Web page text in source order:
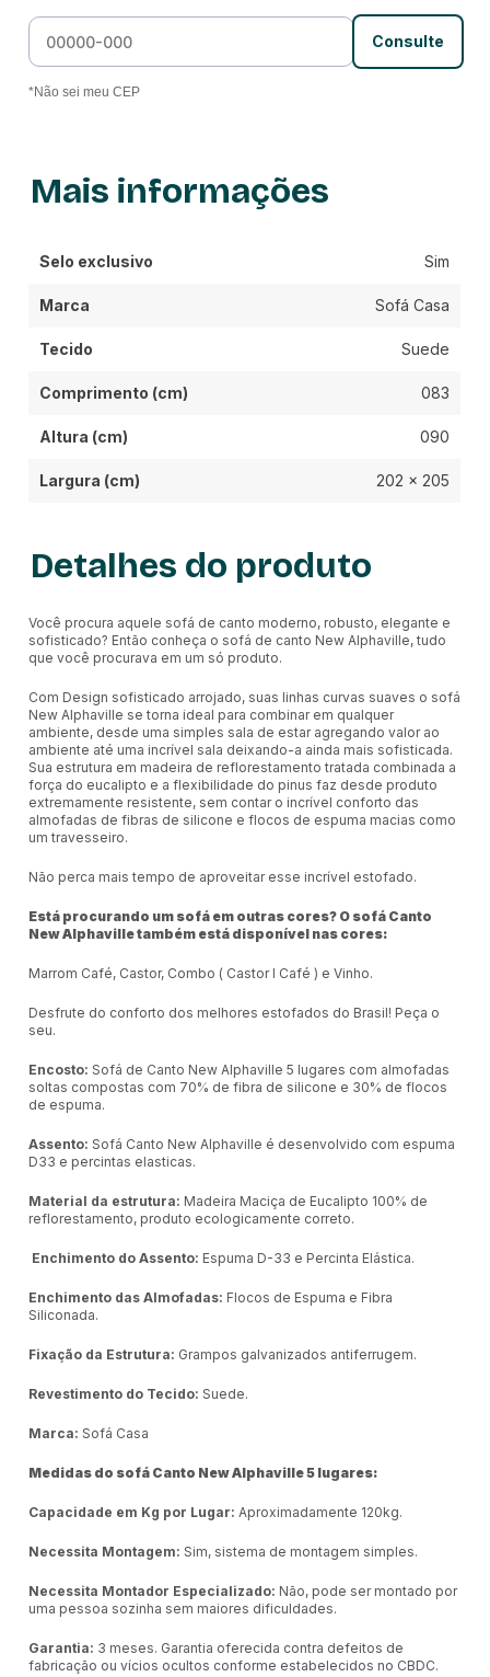
Consulte
*Não sei meu CEP
Mais informações
Selo exclusivo Sim
Marca Sofá Casa
Tecido Suede
Comprimento (cm) 083
Altura (cm) 090
Largura (cm) 202 x 205
Detalhes do produto
Você procura aquele sofá de canto moderno, robusto, elegante e
sofisticado? Então conheça o sofá de canto New Alphaville, tudo
que você procurava em um só produto.
Com Design sofisticado arrojado, suas linhas curvas suaves o sof
New Alphaville se torna ideal para combinar em qualquer
ambiente, desde uma simples sala de estar agregando valor ao
ambiente até uma incrível sala deixando-a ainda mais sofisticada.
Sua estrutura em madeira de reflorestamento tratada combinada a
força do eucalipto e a flexibilidade do pinus faz desde produto
extremamente resistente, sem contar o incrível conforto das
almofadas de fibras de silicone e flocos de espuma macias como
um travesseiro.
Não perca mais tempo de aproveitar esse incrível estofado.
Está procurando um sofá em outras cores? O sofá Canto
New Alphaville também está disponível nas cores:
Marrom Café, Castor, Combo ( Castor l Café ) e Vinho.
Desfrute do conforto dos melhores estofados do Brasil! Peça o
seu.
Encosto:Sofá de Canto New Alphaville 5 lugares com almofadas
soltas compostas com 70% de fibra de silicone e 30% de flocos
de espuma.
Assento:Sofá Canto New Alphaville é desenvolvido com espuma
D33 e percintas elasticas.
Material da estrutura: Madeira Maciça de Eucalipto 100% de
reflorestamento, produto ecologicamente correto.
Enchimento do Assento: Espuma D-33 e Percinta Elástica.
Enchimento das Almofadas: Flocos de Espuma e Fibra
Siliconada.
Fixação da Estrutura: Grampos galvanizados antiferrugem.
Revestimento do Tecido:Suede.
Marca:Sofá Casa
Medidas do sofá Canto New Alphaville 5 lugares:
Capacidade em Kg por Lugar:Aproximadamente 120kg.
Necessita Montagem:Sim, sistema de montagem simples.
Necessita Montador Especializado: Não, pode ser montado por
uma pessoa sozinha sem maiores dificuldades.
Garantia: 3 meses. Garantia oferecida contra defeitos de
fabricação ou vícios ocultos conforme estabelecidos no CBDC.